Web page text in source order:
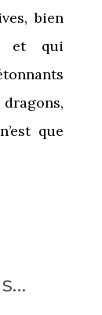
bien
et qui
que